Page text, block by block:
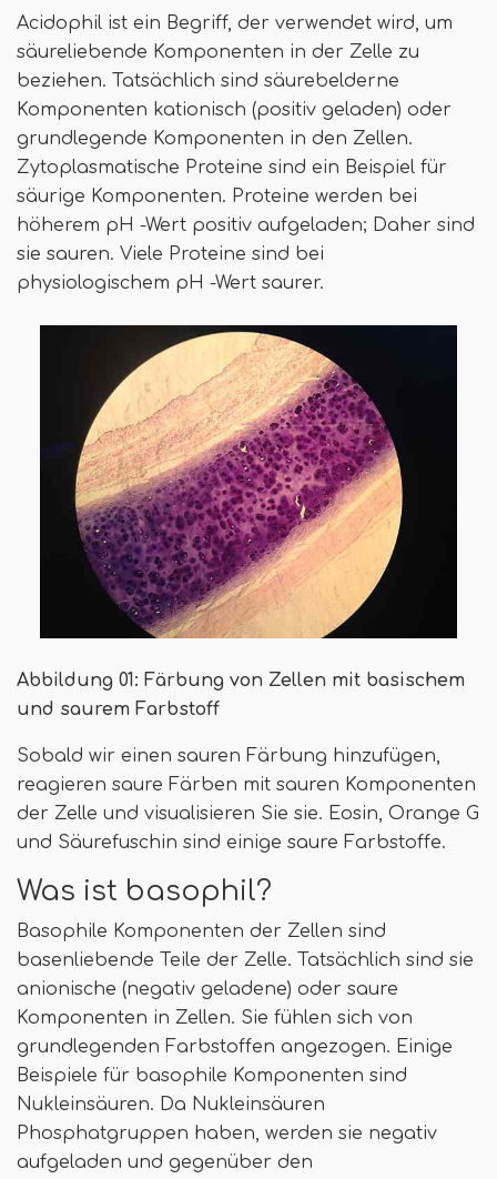
Acidophil ist ein Begriff, der verwendet wird, um
säureliebende Komponenten in der Zelle zu
beziehen. Tatsächlich sind säurebelderne
Komponenten kationisch (positiv geladen) oder
grundlegende Komponenten in den Zellen.
Zytoplasmatische Proteine ​​sind ein Beispiel für
säurige Komponenten. Proteine ​​werden bei
höherem pH -Wert positiv aufgeladen; Daher sind
sie sauren. Viele Proteine ​​sind bei
physiologischem pH -Wert saurer.
Abbildung 01: Färbung von Zellen mit basischem
und saurem Farbstoff
Sobald wir einen sauren Färbung hinzufügen,
reagieren saure Färben mit sauren Komponenten
der Zelle und visualisieren Sie sie. Eosin, Orange G
und Säurefuschin sind einige saure Farbstoffe.
Was ist basophil?
Basophile Komponenten der Zellen sind
basenliebende Teile der Zelle. Tatsächlich sind sie
anionische (negativ geladene) oder saure
Komponenten in Zellen. Sie fühlen sich von
grundlegenden Farbstoffen angezogen. Einige
Beispiele für basophile Komponenten sind
Nukleinsäuren. Da Nukleinsäuren
Phosphatgruppen haben, werden sie negativ
aufgeladen und gegenüber den